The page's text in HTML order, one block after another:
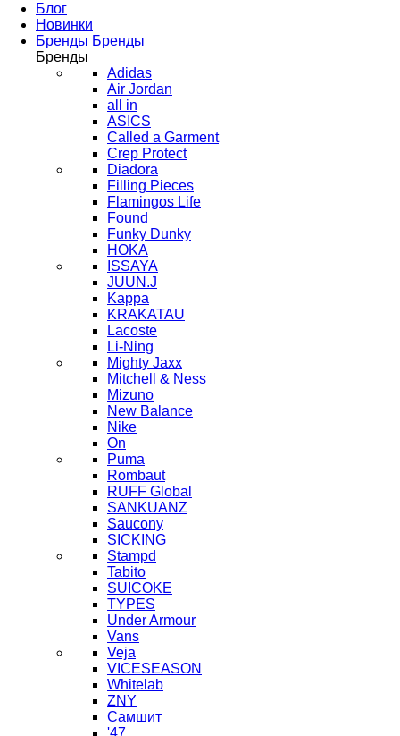
Блог
Новинки
Бренды Бренды
Бренды
Adidas
Air Jordan
all in
ASICS
Called a Garment
Crep Protect
Diadora
Filling Pieces
Flamingos Life
Found
Funky Dunky
HOKA
ISSAYA
JUUN.J
Kappa
KRAKATAU
Lacoste
Li-Ning
Mighty Jaxx
Mitchell & Ness
Mizuno
New Balance
Nike
On
Puma
Rombaut
RUFF Global
SANKUANZ
Saucony
SICKING
Stampd
Tabito
SUICOKE
TYPES
Under Armour
Vans
Veja
VICESEASON
Whitelab
ZNY
Самшит
'47